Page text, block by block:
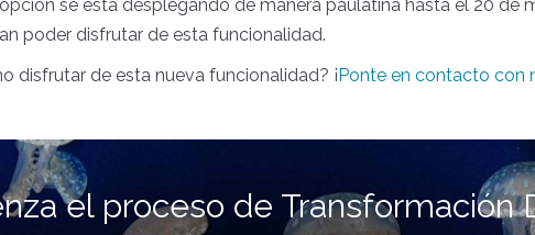
se está desplegando de manera paulatina hasta el 20 de
poder disfrutar de esta funcionalidad.
disfrutar de esta nueva funcionalidad? ¡Ponte en contacto con
el proceso de Transformación